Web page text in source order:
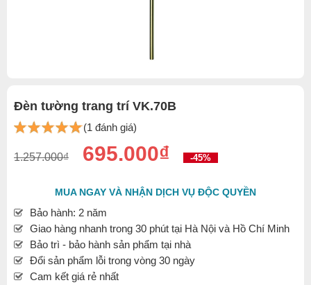
Đèn tường trang trí VK.70B
(1 đánh giá)
1.257.000₫ 695.000₫ -45%
MUA NGAY VÀ NHẬN DỊCH VỤ ĐỘC QUYỀN
Bảo hành: 2 năm
Giao hàng nhanh trong 30 phút tại Hà Nội và Hồ Chí Minh
Bảo trì - bảo hành sản phẩm tại nhà
Đổi sản phẩm lỗi trong vòng 30 ngày
Cam kết giá rẻ nhất